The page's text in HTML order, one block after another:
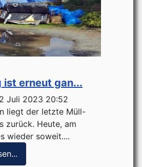
ist erneut gan...
Juli 2023 20:52
liegt der letzte Müll-
zurück. Heute, am
wieder soweit....